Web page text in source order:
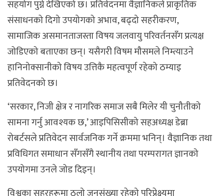
सहयोग पुग्ने देखिएको छ। प्रतिवेदनमा वैज्ञानिकले प्राकृतिक
संसाधनको दिगो उपयोगको अभाव, बढ्दो सहरीकरण,
सामाजिक असमानताजस्ता विषय जलवायु परिवर्तनसँग प्रत्यक्ष
जोडिएको बताएका छन्। यसैगरी विषम मौसमले निम्त्याउने
हानिनोक्सानीको विषय उत्तिकै महत्वपूर्ण रहेको ठम्याइ
प्रतिवेदनको छ।
‘सरकार, निजी क्षेत्र र नागरिक समाज सबै मिलेर यी चुनौतीको
सामना गर्नु आवश्यक छ,’ आइपिसिसीको सहअध्यक्ष डेब्रा
रोबर्टसले प्रतिवेदन सार्वजनिक गर्ने क्रममा भनिन्। वैज्ञानिक तथा
प्रविधिगत समाधान सँगसँगै स्थानीय तथा परम्परागत ज्ञानको
उपयोगमा उनले जोड दिइन्।